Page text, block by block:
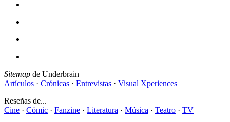
Sitemap de Underbrain
Artículos · Crónicas · Entrevistas · Visual Xperiences
Reseñas de...
Cine · Cómic · Fanzine · Literatura · Música · Teatro · TV